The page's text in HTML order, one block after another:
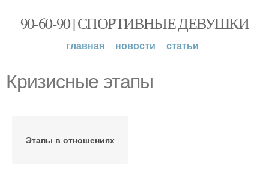
90-60-90 | СПОРТИВНЫЕ ДЕВУШКИ
главная новости статьи
Кризисные этапы
Этапы в отношениях